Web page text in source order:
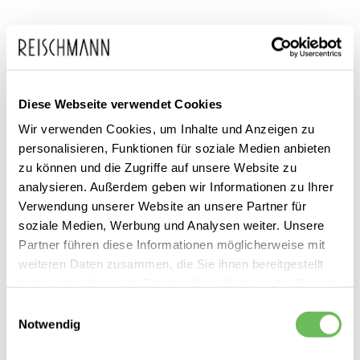
Diese Webseite verwendet Cookies
Wir verwenden Cookies, um Inhalte und Anzeigen zu
personalisieren, Funktionen für soziale Medien anbieten
zu können und die Zugriffe auf unsere Website zu
analysieren. Außerdem geben wir Informationen zu Ihrer
Verwendung unserer Website an unsere Partner für
soziale Medien, Werbung und Analysen weiter. Unsere
Partner führen diese Informationen möglicherweise mit
weiteren Daten zusammen, die Sie ihnen bereitgestellt
Notwendig
Zum
Anfang
der
Bildgalerie
springen
adidas Eyewear
Unisex Sportbrille SP0075
inkl. MwSt.
Dieses Produkt ist exklusiv in unseren Filialen erhältlich. Prüfen Sie
mit einem Klick auf „Vor Ort verfügbar?", wo Ihre Größe vorrätig ist.